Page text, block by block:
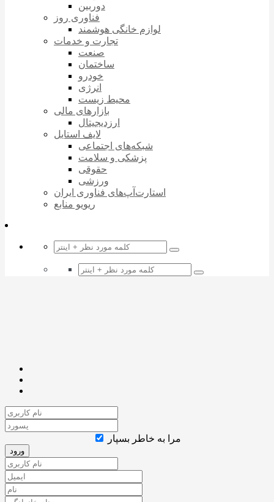
دوربین
فناوری روز
لوازم خانگی هوشمند
تجارت و خدمات
صنعت
ساختمان
خودرو
انرژی
محیط زیست
بازارهای مالی
ارزدیجیتال
لایف استایل
شبکه‌های اجتماعی
پزشکی و سلامت
حقوقی
ورزشی
استارت‌آپ‌های فناوری ایران
ریویو منابع
مرا به خاطر بسپار